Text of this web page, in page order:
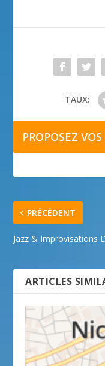
TAUX:
PROPOSEZ
PRÉCÉDENT
Jazz & Improvisations
ARTICLES